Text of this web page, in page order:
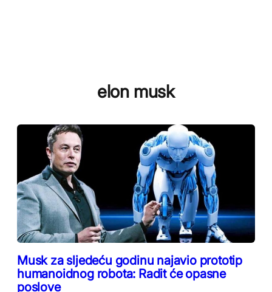
elon musk
Musk za sljedeću godinu najavio prototip
humanoidnog robota: Radit će opasne
poslove